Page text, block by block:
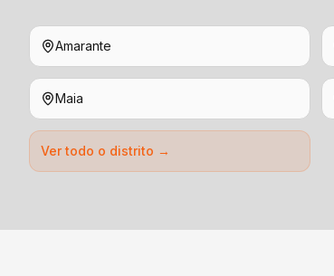
Amarante
Maia
Ver todo o distrito →